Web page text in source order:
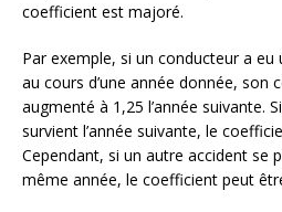
coefficient est majoré.
Par exemple, si un conducteur a eu
au cours d’une année donnée, son
augmenté à 1,25 l’année suivante.
survient l’année suivante, le
Cependant, si un autre accident se
même année, le coefficient peut